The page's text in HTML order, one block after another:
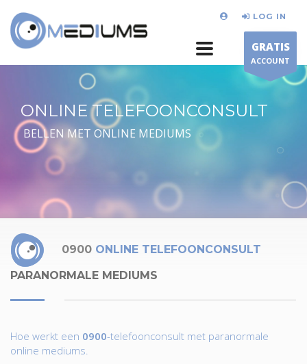
LOG IN
GRATIS
ACCOUNT
ONLINE TELEFOONCONSULT
BELLEN MET ONLINE MEDIUMS
0900 ONLINE TELEFOONCONSULT
PARANORMALE MEDIUMS
Hoe werkt een 0900-telefoonconsult met paranormale
online mediums.